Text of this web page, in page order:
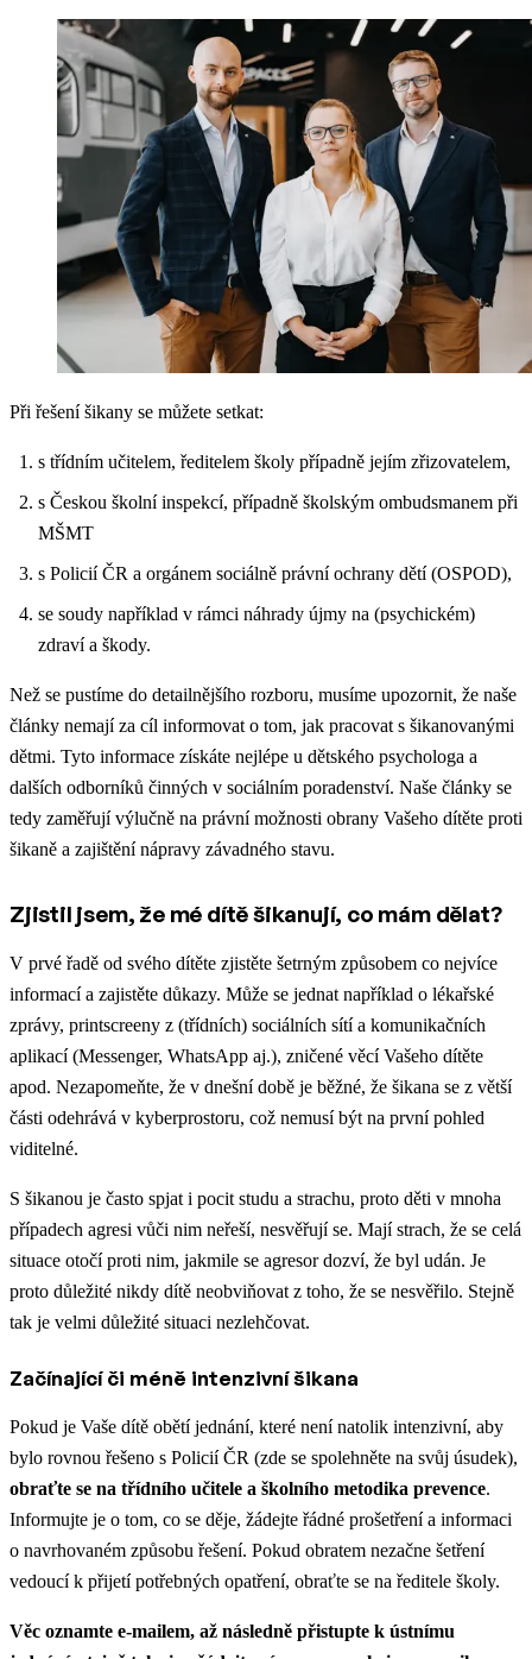
Při řešení šikany se můžete setkat:
s třídním učitelem, ředitelem školy případně jejím zřizovatelem,
s Českou školní inspekcí, případně školským ombudsmanem při
MŠMT
s Policií ČR a orgánem sociálně právní ochrany dětí (OSPOD),
se soudy například v rámci náhrady újmy na (psychickém)
zdraví a škody.
Než se pustíme do detailnějšího rozboru, musíme upozornit, že naše
články nemají za cíl informovat o tom, jak pracovat s šikanovanými
dětmi. Tyto informace získáte nejlépe u dětského psychologa a
dalších odborníků činných v sociálním poradenství. Naše články se
tedy zaměřují výlučně na právní možnosti obrany Vašeho dítěte proti
šikaně a zajištění nápravy závadného stavu.
Zjistil jsem, že mé dítě šikanují, co mám dělat?
V prvé řadě od svého dítěte zjistěte šetrným způsobem co nejvíce
informací a zajistěte důkazy. Může se jednat například o lékařské
zprávy, printscreeny z (třídních) sociálních sítí a komunikačních
aplikací (Messenger, WhatsApp aj.), zničené věcí Vašeho dítěte
apod. Nezapomeňte, že v dnešní době je běžné, že šikana se z větší
části odehrává v kyberprostoru, což nemusí být na první pohled
viditelné.
S šikanou je často spjat i pocit studu a strachu, proto děti v mnoha
případech agresi vůči nim neřeší, nesvěřují se. Mají strach, že se celá
situace otočí proti nim, jakmile se agresor dozví, že byl udán. Je
proto důležité nikdy dítě neobviňovat z toho, že se nesvěřilo. Stejně
tak je velmi důležité situaci nezlehčovat.
Začínající či méně intenzivní šikana
Pokud je Vaše dítě obětí jednání, které není natolik intenzivní, aby
bylo rovnou řešeno s Policií ČR (zde se spolehněte na svůj úsudek),
obraťte se na třídního učitele a školního metodika prevence.
Informujte je o tom, co se děje, žádejte řádné prošetření a informaci
o navrhovaném způsobu řešení. Pokud obratem nezačne šetření
vedoucí k přijetí potřebných opatření, obraťte se na ředitele školy.
Věc oznamte e-mailem, až následně přistupte k ústnímu